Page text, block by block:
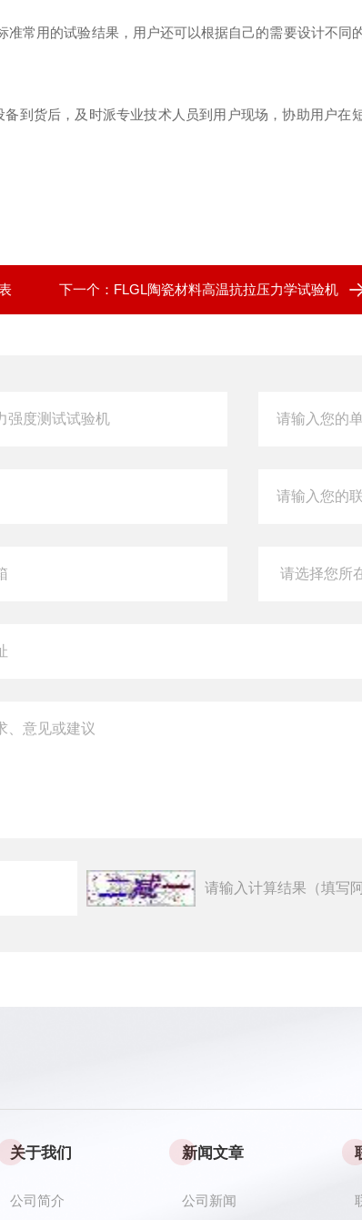
准常用的试验结果，用户还可以根据自己的需要设计不同
到货后，及时派专业技术人员到用户现场，协助用户在
下一个： FLGL陶瓷材料高温抗拉压力学试验机
请输入计算结果（填写
关于我们
公司简介
新闻文章
公司新闻